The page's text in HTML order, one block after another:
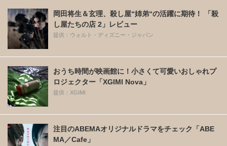
岡田将生＆玄理、殺し屋“姉弟“の活躍に期待！ 「殺
し屋たちの店 2」レビュー
提供：ウォルト・ディズニー・ジャパン
おうち時間が映画館に！小さくて可愛いおしゃれプ
ロジェクター「XGIMI Nova」
提供：XGIMI
注目のABEMAオリジナルドラマをチェック「ABE
MA／Cafe」